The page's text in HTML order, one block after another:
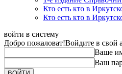
Кто есть кто в
Кто есть кто в
войти в систему
Добро пожаловат!Войдите в свой
Ваше
Ваш